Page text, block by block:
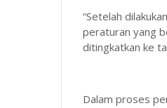
“Setelah
peraturan yang
ditingkatkan ke
Dalam proses